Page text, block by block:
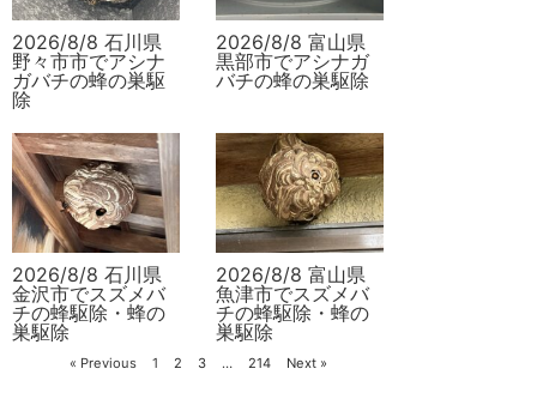
2026/8/8 石川県
野々市市でアシナ
ガバチの蜂の巣駆
除
2026/8/8 富山県
黒部市でアシナガ
バチの蜂の巣駆除
2026/8/8 石川県
金沢市でスズメバ
チの蜂駆除・蜂の
巣駆除
2026/8/8 富山県
魚津市でスズメバ
チの蜂駆除・蜂の
巣駆除
« Previous 1 2 3 … 214 Next »